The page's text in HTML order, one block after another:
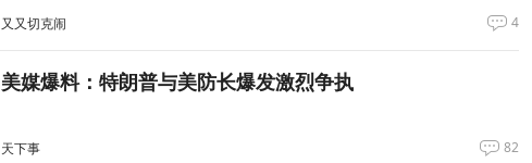
又又切克闹 4
美媒爆料：特朗普与美防长爆发激烈争执
天下事 82